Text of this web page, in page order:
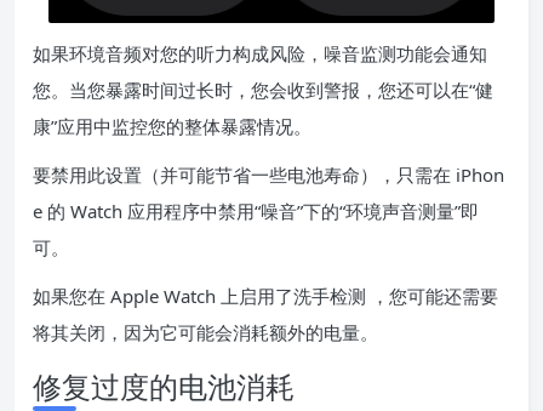
如果环境音频对您的听力构成风险，噪音监测功能会通知
您。当您暴露时间过长时，您会收到警报，您还可以在“健
康”应用中监控您的整体暴露情况。
要禁用此设置（并可能节省一些电池寿命），只需在 iPhon
e 的 Watch 应用程序中禁用“噪音”下的“环境声音测量”即
可。
如果您在 Apple Watch 上启用了洗手检测 ，您可能还需要
将其关闭，因为它可能会消耗额外的电量。
修复过度的电池消耗